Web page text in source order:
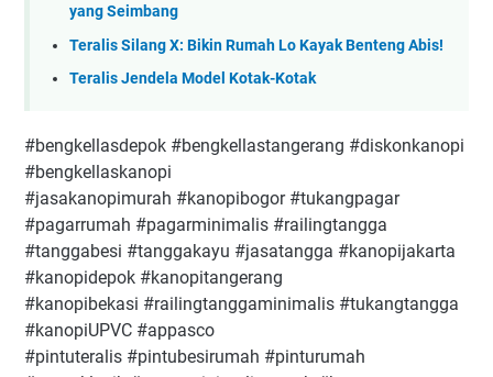
yang Seimbang
Teralis Silang X: Bikin Rumah Lo Kayak Benteng Abis!
Teralis Jendela Model Kotak-Kotak
#bengkellasdepok #bengkellastangerang #diskonkanopi
#bengkellaskanopi
#jasakanopimurah #kanopibogor #tukangpagar
#pagarrumah #pagarminimalis #railingtangga
#tanggabesi #tanggakayu #jasatangga #kanopijakarta
#kanopidepok #kanopitangerang
#kanopibekasi #railingtanggaminimalis #tukangtangga
#kanopiUPVC #appasco
#pintuteralis #pintubesirumah #pinturumah